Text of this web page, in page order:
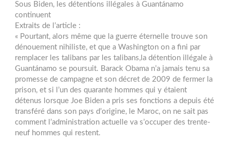
Sous Biden, les détentions illégales à Guantánamo
continuent
Extraits de l’article :
« Pourtant, alors même que la guerre éternelle trouve son
dénouement nihiliste, et que a Washington on a fini par
remplacer les talibans par les talibans,la détention illégale à
Guantánamo se poursuit. Barack Obama n’a jamais tenu sa
promesse de campagne et son décret de 2009 de fermer la
prison, et si l’un des quarante hommes qui y étaient
détenus lorsque Joe Biden a pris ses fonctions a depuis été
transféré dans son pays d’origine, le Maroc, on ne sait pas
comment l’administration actuelle va s’occuper des trente-
neuf hommes qui restent.